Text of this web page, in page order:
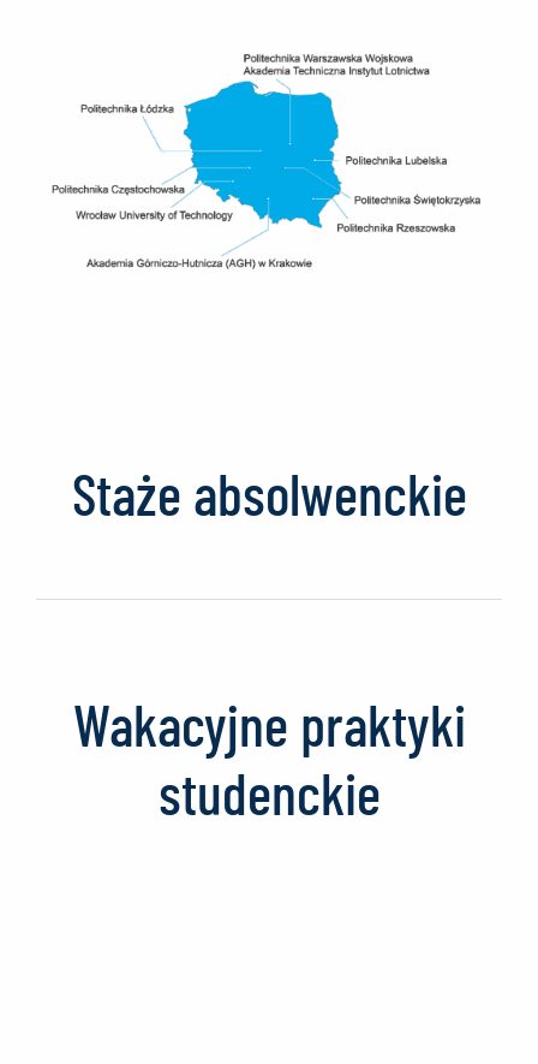
Staże absolwenckie
Wakacyjne praktyki
studenckie